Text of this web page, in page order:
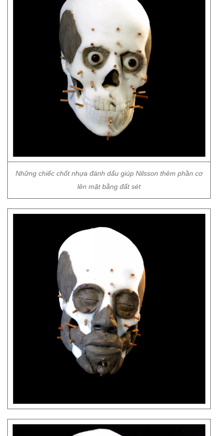
Những chiếc chốt nhựa đánh dấu giúp Nilsson thêm phần cơ
lên mặt bằng đất sét